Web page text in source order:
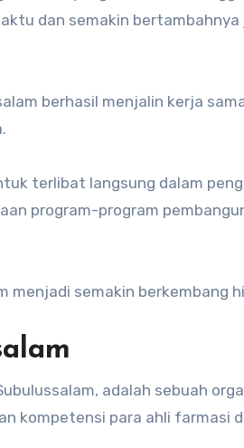
dan semakin bertambahnya
berhasil menjalin kerja
terlibat langsung dalam
program-program
menjadi semakin berkembang
adalah sebuah
kompetensi para ahli farmasi